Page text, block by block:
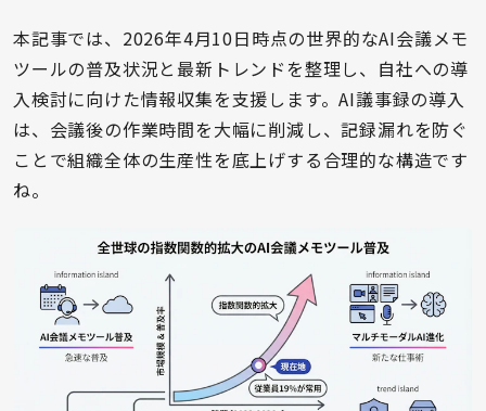
本記事では、2026年4月10日時点の世界的なAI会議メモ
ツールの普及状況と最新トレンドを整理し、自社への導
入検討に向けた情報収集を支援します。AI議事録の導入
は、会議後の作業時間を大幅に削減し、記録漏れを防ぐ
ことで組織全体の生産性を底上げする合理的な構造です
ね。